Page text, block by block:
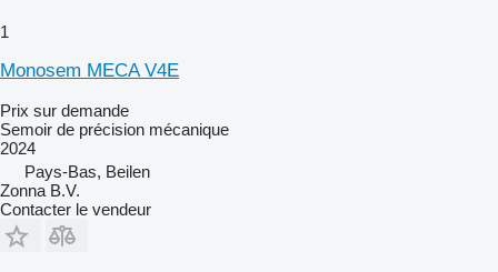
1
Monosem MECA V4E
Prix sur demande
Semoir de précision mécanique
2024
Pays-Bas, Beilen
Zonna B.V.
Contacter le vendeur